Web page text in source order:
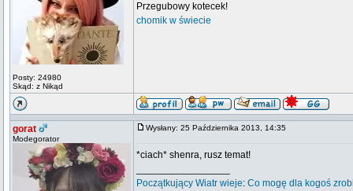
Posty: 24980
Skąd: z Nikąd
Przegubowy kotecek!
chomik w świecie
gorat
Modegorator
Wysłany: 25 Października 2013, 14:35
*ciach* shenra, rusz temat!
Początkujący Wiatr wieje: Co mogę dla kogoś